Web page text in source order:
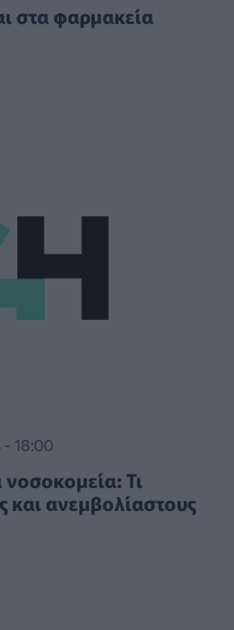
στα φαρμακεία
18:00
Τι
και ανεμβολίαστους